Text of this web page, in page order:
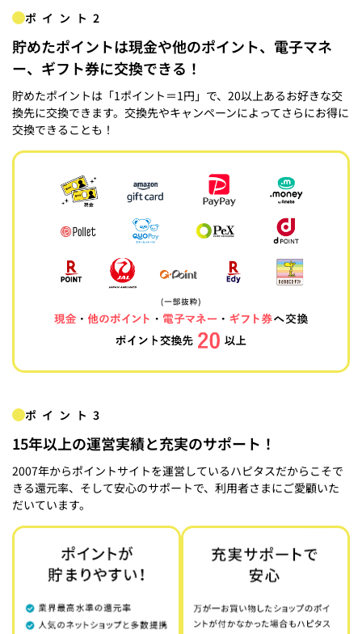
ポイント2
貯めたポイントは現金や他のポイント、電子マネ
ー、ギフト券に交換できる！
貯めたポイントは「1ポイント＝1円」で、20以上あるお好きな交
換先に交換できます。交換先やキャンペーンによってさらにお得に
交換できることも！
ポイント3
15年以上の運営実績と充実のサポート！
2007年からポイントサイトを運営しているハピタスだからこそで
きる還元率、そして安心のサポートで、利用者さまにご愛顧いた
だいています。